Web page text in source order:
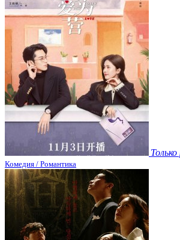
Комедия / Романтика